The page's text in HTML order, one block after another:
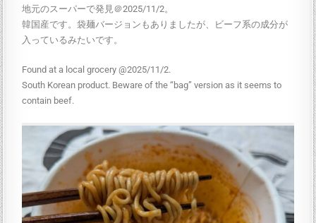
地元のスーパーで発見＠2025/11/2。
韓国産です。袋麺バージョンもありましたが、ビーフ系の成分が
入っているみたいです。
Found at a local grocery @2025/11/2.
South Korean product. Beware of the “bag” version as it seems to
contain beef.